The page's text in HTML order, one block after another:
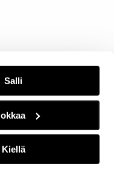
Salli
Kiellä